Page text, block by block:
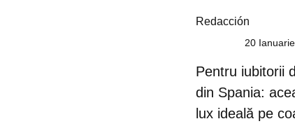
Redacción
20
Pentru iubitorii
din Spania:
lux ideală pe